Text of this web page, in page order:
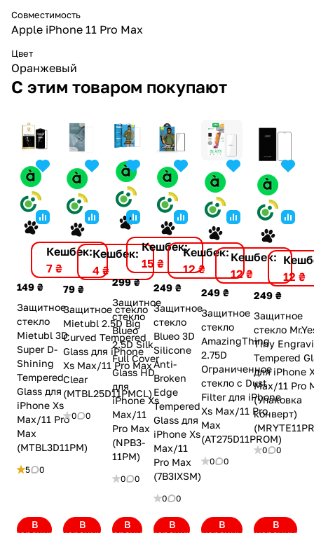
Совместимость
Apple iPhone 11 Pro Max
Цвет
Оранжевый
С этим товаром покупают
Кешбек:
7 ₴
149 ₴
Защитное
стекло
Mietubl 3D
Super D-
Shining
Tempered
Glass для
iPhone Xs
Max/11 Pro
Max
(MTBL3D11PM)
5 0
В
Кешбек:
4 ₴
79 ₴
Защитное стекло
Mietubl 2.5D Big
Curved Tempered
Glass для iPhone
Xs Max/11 Pro Max
Clear
(MTBL25D11PMCL)
0 0
В
Кешбек:
15 ₴
299 ₴
Защитное
стекло
Blueo
2.5D Silk
Full Cover
Glass HD
для
iPhone Xs
Max/11
Pro Max
(NPB3-
11PM)
0 0
В
Кешбек:
12 ₴
249 ₴
Защитное
стекло
Blueo 3D
Silicone
Anti-
Broken
Edge
Tempered
Glass для
iPhone Xs
Max/11
Pro Max
(7B3IXSM)
0 0
В
Кешбек:
12 ₴
249 ₴
Защитное
стекло
AmazingThing
2.75D
Ограниченное
стекло с Dust
Filter для iPhone
Xs Max/11 Pro
Max
(AT275D11PROM)
0 0
В
12 ₴
249 ₴
Защитное
стекло
Tiny
Tempered
для iPhone
Max/11 Pro
(Упаковка
конверт)
0 0
В